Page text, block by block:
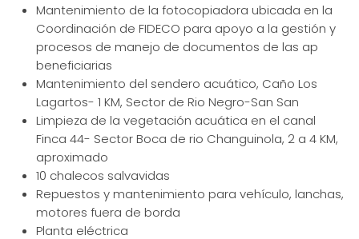
Mantenimiento de la fotocopiadora ubicada en la
Coordinación de FIDECO para apoyo a la gestión y
procesos de manejo de documentos de las ap
beneficiarias
Mantenimiento del sendero acuático, Caño Los
Lagartos- 1 KM, Sector de Rio Negro-San San
Limpieza de la vegetación acuática en el canal
Finca 44- Sector Boca de rio Changuinola, 2 a 4 KM,
aproximado
10 chalecos salvavidas
Repuestos y mantenimiento para vehículo, lanchas,
motores fuera de borda
Planta eléctrica